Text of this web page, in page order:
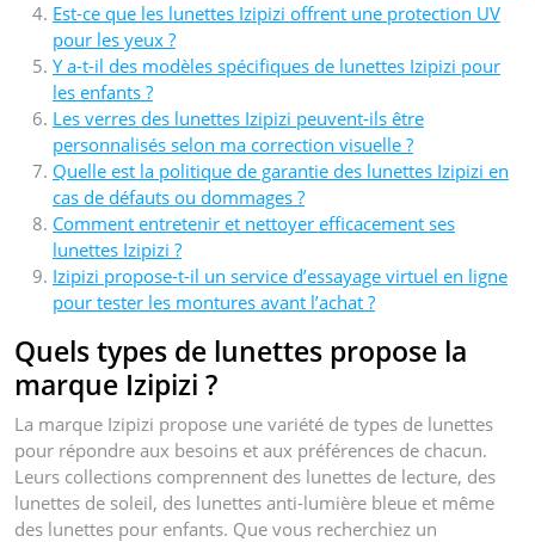
Est-ce que les lunettes Izipizi offrent une protection UV
pour les yeux ?
Y a-t-il des modèles spécifiques de lunettes Izipizi pour
les enfants ?
Les verres des lunettes Izipizi peuvent-ils être
personnalisés selon ma correction visuelle ?
Quelle est la politique de garantie des lunettes Izipizi en
cas de défauts ou dommages ?
Comment entretenir et nettoyer efficacement ses
lunettes Izipizi ?
Izipizi propose-t-il un service d’essayage virtuel en ligne
pour tester les montures avant l’achat ?
Quels types de lunettes propose la
marque Izipizi ?
La marque Izipizi propose une variété de types de lunettes
pour répondre aux besoins et aux préférences de chacun.
Leurs collections comprennent des lunettes de lecture, des
lunettes de soleil, des lunettes anti-lumière bleue et même
des lunettes pour enfants. Que vous recherchiez un